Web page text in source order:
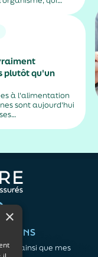
aliments
adaptée
plutôt qu'un
à l'alimentation
sont aujourd'hui
des effets de
ainsi que mes
×